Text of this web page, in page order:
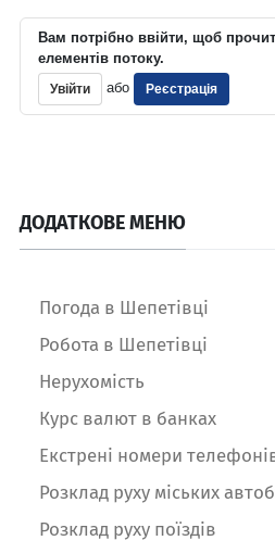
Вам потрібно ввійти, щоб
елементів потоку.
Увійти або Реєстрація
ДОДАТКОВЕ МЕНЮ
Погода в Шепетівці
Робота в Шепетівці
Нерухомість
Курс валют в банках
Екстрені номери
Розклад руху міських
Розклад руху поїздів